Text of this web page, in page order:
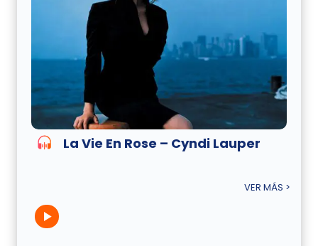
La Vie En Rose – Cyndi Lauper
VER MÁS >